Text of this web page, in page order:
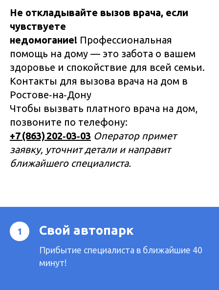
Не откладывайте вызов врача, если
чувствуете
недомогание! Профессиональная
помощь на дому — это забота о вашем
здоровье и спокойствие для всей семьи.
Контакты для вызова врача на дом в
Ростове‑на‑Дону
Чтобы вызвать платного врача на дом,
позвоните по телефону:
+7 (863) 202‑03‑03 Оператор примет
заявку, уточнит детали и направит
ближайшего специалиста.
Свой автопарк
Прибытие специалиста в ближайшие 40
минут!